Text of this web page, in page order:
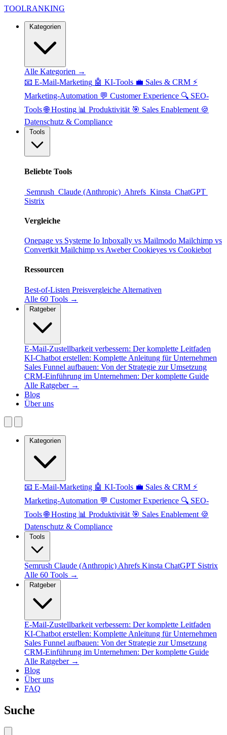
TOOLRANKING
Alle Kategorien →
📧 E-Mail-Marketing 🤖 KI-Tools 💼 Sales & CRM ⚡
Marketing-Automation 💬 Customer Experience 🔍 SEO-
Tools 🌐 Hosting 📊 Produktivität 🎯 Sales Enablement 🍪
Datenschutz & Compliance
Beliebte Tools
Semrush Claude (Anthropic) Ahrefs Kinsta ChatGPT
Sistrix
Vergleiche
Onepage vs Systeme Io Inboxally vs Mailmodo Mailchimp vs
Convertkit Mailchimp vs AweberCookieyes vs Cookiebot
Ressourcen
Best-of-Listen Preisvergleiche Alternativen
Alle 60 Tools →
Ratgeber
E-Mail-Zustellbarkeit verbessern: Der komplette Leitfaden
KI-Chatbot erstellen: Komplette Anleitung für Unternehmen
Sales Funnel aufbauen: Von der Strategie zur Umsetzung
CRM-Einführung im Unternehmen: Der komplette Guide
Alle Ratgeber →
Blog
Über uns
📧 E-Mail-Marketing 🤖 KI-Tools 💼 Sales & CRM ⚡
Marketing-Automation 💬 Customer Experience 🔍 SEO-
Tools🌐 Hosting 📊 Produktivität 🎯 Sales Enablement 🍪
Datenschutz & Compliance
Semrush Claude (Anthropic) Ahrefs Kinsta ChatGPT Sistrix
Alle 60 Tools →
Ratgeber
E-Mail-Zustellbarkeit verbessern: Der komplette Leitfaden
KI-Chatbot erstellen: Komplette Anleitung für Unternehmen
Sales Funnel aufbauen: Von der Strategie zur Umsetzung
CRM-Einführung im Unternehmen: Der komplette Guide
Alle Ratgeber →
Blog
Über uns
FAQ
Suche